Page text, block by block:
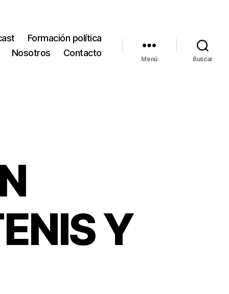
Formación política
Nosotros
Contacto
Menú Buscar
Y